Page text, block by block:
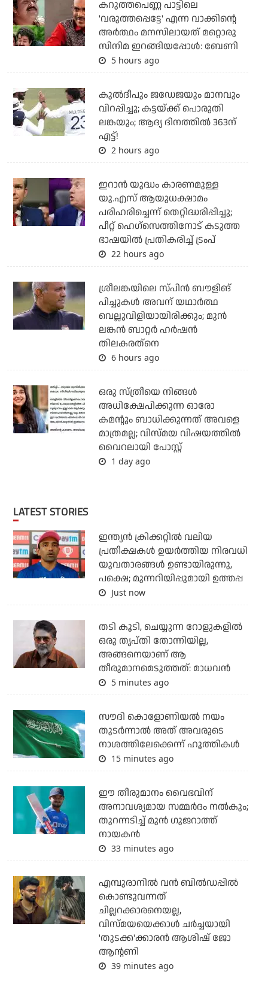
കറുത്തപെണ്ണ പാട്ടിലെ
'വരുത്തപ്പെട്ടേ' എന്ന വാക്കിന്റെ
അർത്ഥം മനസിലായത് മറ്റൊരു
സിനിമ ഇറങ്ങിയപ്പോൾ: ബേണി
5 hours ago
കുല്‍ദീപും ജഡേജയും മാനവും
വിറപ്പിച്ചു; കട്ടയ്ക്ക് പൊരുതി
ലങ്കയും; ആദ്യ ദിനത്തില്‍ 363ന്
എട്ട്!
2 hours ago
ഇറാന്‍ യുദ്ധം കാരണമുള്ള
യു.എസ് ആയുധക്ഷാമം
പരിഹരിച്ചെന്ന് തെറ്റിദ്ധരിപ്പിച്ചു;
പീറ്റ് ഹെഗ്‌സെത്തിനോട് കടുത്ത
ഭാഷയില്‍ പ്രതികരിച്ച് ട്രംപ്
22 hours ago
ശ്രീലങ്കയിലെ സ്പിന്‍ ബൗളിങ്
പിച്ചുകള്‍ അവന് യഥാര്‍ത്ഥ
വെല്ലുവിളിയായിരിക്കും; മുന്‍
ലങ്കന്‍ ബാറ്റര്‍ ഹര്‍ഷന്‍
തിലകരത്‌നെ
6 hours ago
ഒരു സ്ത്രീയെ നിങ്ങള്‍
അധിക്ഷേപിക്കുന്ന ഓരോ
കമന്റും ബാധിക്കുന്നത് അവളെ
മാത്രമല്ല; വിസ്മയ വിഷയത്തില്‍
വൈറലായി പോസ്റ്റ്
1 day ago
LATEST STORIES
ഇന്ത്യന്‍ ക്രിക്കറ്റില്‍ വലിയ
പ്രതീക്ഷകള്‍ ഉയര്‍ത്തിയ നിരവധി
യുവതാരങ്ങള്‍ ഉണ്ടായിരുന്നു,
പക്ഷെ; മുന്നറിയിപ്പുമായി ഉത്തപ്പ
Just now
തടി കൂടി, ചെയ്യുന്ന റോളുകളില്‍
ഒരു തൃപ്തി തോന്നിയില്ല,
അങ്ങനെയാണ് ആ
തീരുമാനമെടുത്തത്: മാധവന്‍
5 minutes ago
സൗദി കൊളോണിയല്‍ നയം
തുടര്‍ന്നാല്‍ അത് അവരുടെ
നാശത്തിലേക്കെന്ന് ഹൂത്തികള്‍
15 minutes ago
ഈ തീരുമാനം വൈഭവിന്
അനാവശ്യമായ സമ്മര്‍ദം നല്‍കും;
തുറന്നടിച്ച് മുന്‍ ഗുജറാത്ത്
നായകന്‍
33 minutes ago
എമ്പുരാനില്‍ വന്‍ ബില്‍ഡപ്പില്‍
കൊണ്ടുവന്നത്
ചില്ലറക്കാരനെയല്ല,
വിസ്മയയെക്കാള്‍ ചര്‍ച്ചയായി
'തുടക്ക'ക്കാരന്‍ ആശിഷ് ജോ
ആന്റണി
39 minutes ago